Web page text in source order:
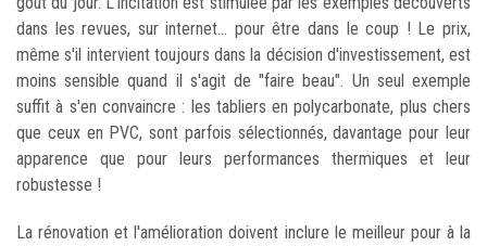
dans les revues, sur internet... pour être dans le coup ! Le prix,
même s'il intervient toujours dans la décision d'investissement, est
moins sensible quand il s'agit de "faire beau". Un seul exemple
suffit à s'en convaincre : les tabliers en polycarbonate, plus chers
que ceux en PVC, sont parfois sélectionnés, davantage pour leur
apparence que pour leurs performances thermiques et leur
robustesse !
La rénovation et l'amélioration doivent inclure le meilleur pour à la